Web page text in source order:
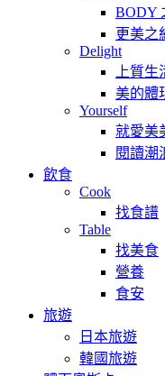
BODY
更美之
Delight
上質生
美的體
Yourself
就愛美
閱讀潮
飲食
Cook
找食譜
Table
找美食
營養
食安
旅遊
日本旅遊
韓國旅遊